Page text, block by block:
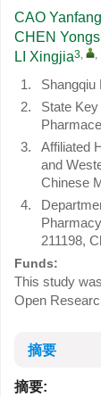
CAO Yanfang
CHEN
LI Xingjia3, ,
1.
Shangqiu
2.
State
3.
Affiliated
and
Chinese
4.
211198,
Funds:
This study
Open
摘要
摘要: